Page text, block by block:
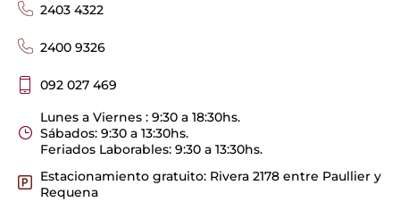
2403 4322
2400 9326
092 027 469
Lunes a Viernes : 9:30 a 18:30hs.
Sábados: 9:30 a 13:30hs.
Feriados Laborables: 9:30 a 13:30hs.
Estacionamiento gratuito: Rivera 2178 entre Paullier y
Requena